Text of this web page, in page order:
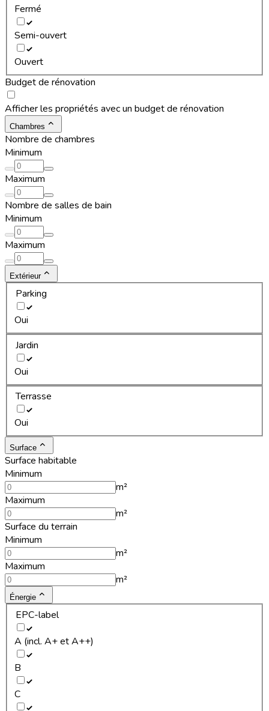
Fermé
Semi-ouvert
Ouvert
Budget de rénovation
Afficher les propriétés avec un budget de rénovation
Chambres
Nombre de chambres
Minimum
Maximum
Nombre de salles de bain
Minimum
Maximum
Extérieur
Parking
Oui
Jardin
Oui
Terrasse
Oui
Surface
Surface habitable
Minimum
m²
Maximum
m²
Surface du terrain
Minimum
m²
Maximum
m²
Énergie
EPC-label
A (incl. A+ et A++)
B
C